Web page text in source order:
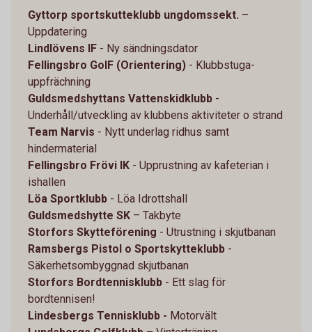
Gyttorp sportskutteklubb ungdomssekt. –
Uppdatering
Lindlövens IF - Ny sändningsdator
Fellingsbro GoIF (Orientering) - Klubbstuga-
uppfrächning
Guldsmedshyttans Vattenskidklubb -
Underhåll/utveckling av klubbens aktiviteter o strand
Team Narvis - Nytt underlag ridhus samt
hindermaterial
Fellingsbro Frövi IK - Upprustning av kafeterian i
ishallen
Löa Sportklubb - Löa Idrottshall
Guldsmedshytte SK – Takbyte
Storfors Skytteförening - Utrustning i skjutbanan
Ramsbergs Pistol o Sportskytteklubb -
Säkerhetsombyggnad skjutbanan
Storfors Bordtennisklubb - Ett slag för
bordtennisen!
Lindesbergs Tennisklubb - Motorvält